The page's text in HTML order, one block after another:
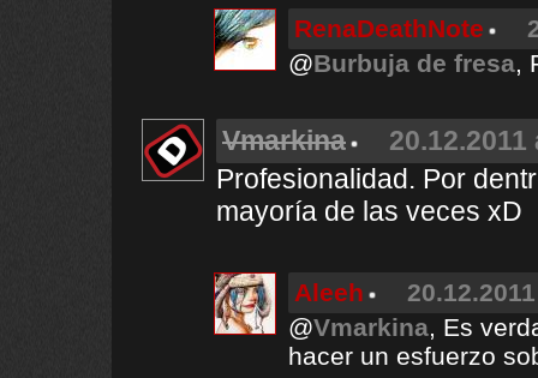
RenaDeathNote
@Burbuja de fresa,
Vmarkina
Profesionalidad. Por
mayoría de las veces xD
Aleeh
@Vmarkina, Es
hacer un esfuerzo